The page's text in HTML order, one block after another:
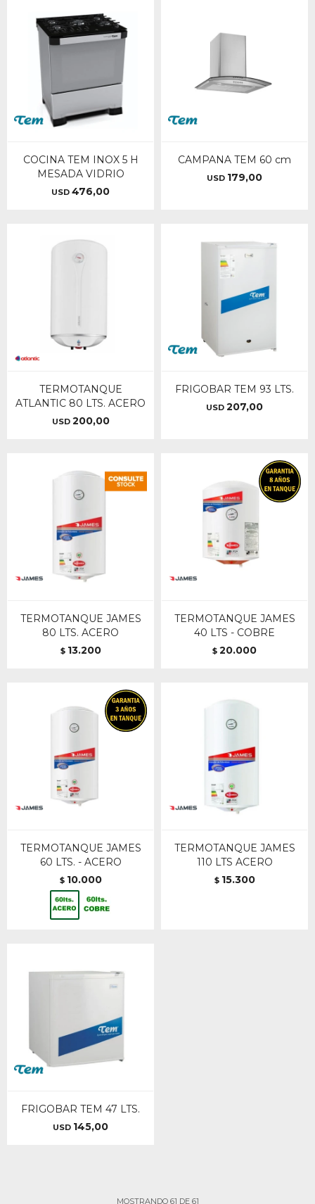
COCINA TEM INOX 5 H
MESADA VIDRIO
USD 476,00
CAMPANA TEM 60 cm
USD 179,00
TERMOTANQUE
ATLANTIC 80 LTS. ACERO
USD 200,00
FRIGOBAR TEM 93 LTS.
USD 207,00
TERMOTANQUE JAMES
80 LTS. ACERO
$ 13.200
TERMOTANQUE JAMES
40 LTS - COBRE
$ 20.000
TERMOTANQUE JAMES
60 LTS. - ACERO
$ 10.000
TERMOTANQUE JAMES
110 LTS ACERO
$ 15.300
FRIGOBAR TEM 47 LTS.
USD 145,00
MOSTRANDO 61 DE 61